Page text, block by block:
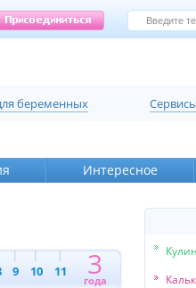
беременных
Интересное
9 10 11 3
года